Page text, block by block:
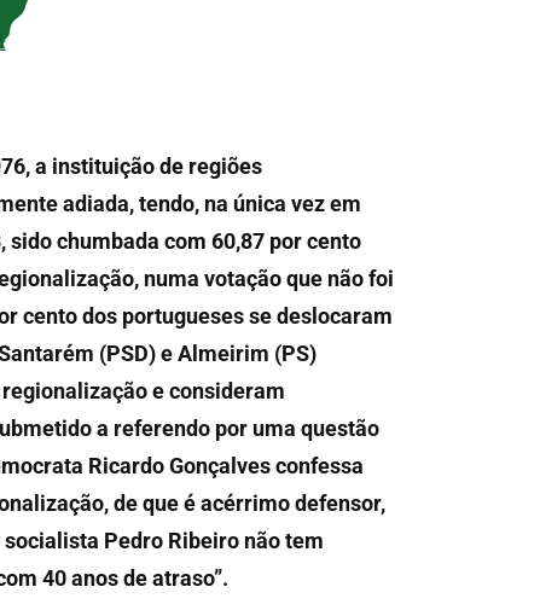
a instituição de regiões
adiada, tendo, na única vez em
chumbada com 60,87 por cento
numa votação que não foi
cento dos portugueses se deslocaram
(PSD) e Almeirim (PS)
e consideram
a referendo por uma questão
Ricardo Gonçalves confessa
de que é acérrimo defensor,
socialista Pedro Ribeiro não tem
40 anos de atraso”.